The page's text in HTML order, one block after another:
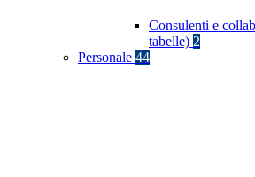
Consulenti e
tabelle) 2
Personale 44